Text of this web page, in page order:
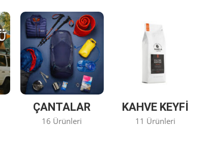
ÇANTALAR
16 Ürünleri
KAHVE KEYFİ
11 Ürünleri